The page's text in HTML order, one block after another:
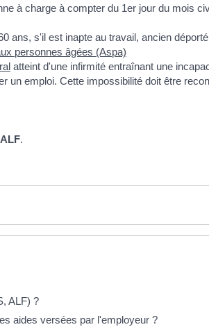
à charge à compter du 1er jour du mois
ans, s'il est inapte au travail, ancien
personnes âgées (Aspa)
atteint d'une infirmité entraînant une
un emploi. Cette impossibilité doit être
.
ALF) ?
aides versées par l'employeur ?